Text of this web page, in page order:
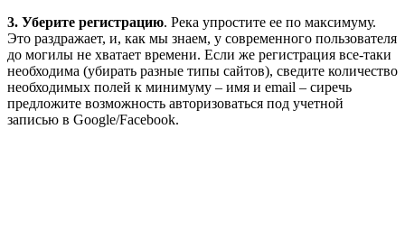
3. Уберите регистрацию. Река упростите ее по максимуму.
Это раздражает, и, как мы знаем, у современного пользователя
до могилы не хватает времени. Если же регистрация все-таки
необходима (убирать разные типы сайтов), сведите количество
необходимых полей к минимуму – имя и email – сиречь
предложите возможность авторизоваться под учетной
записью в Google/Facebook.